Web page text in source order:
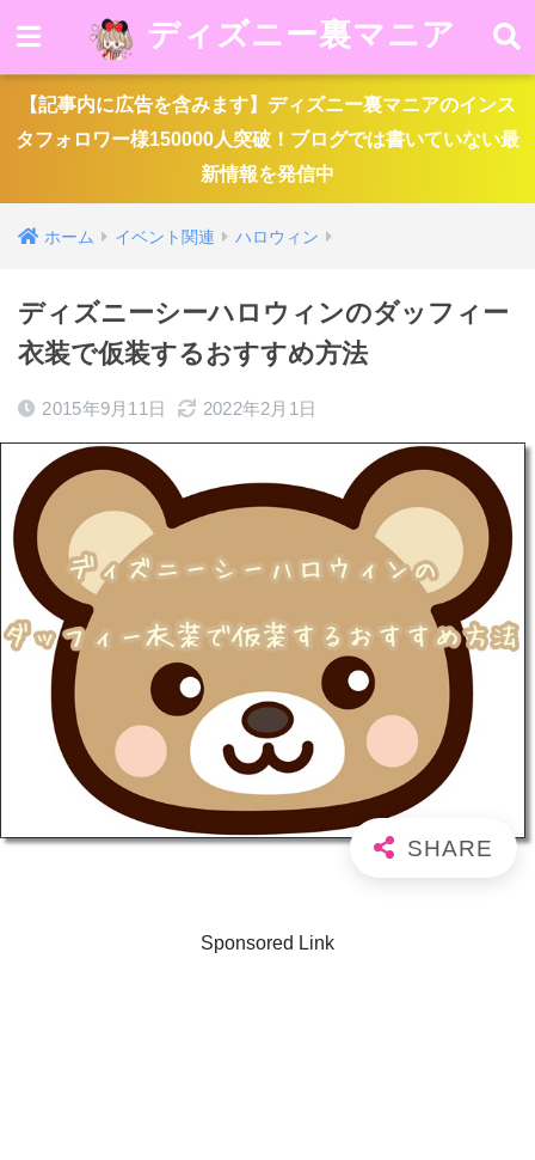
ディズニー裏マニア
【記事内に広告を含みます】ディズニー裏マニアのインス
タフォロワー様150000人突破！ブログでは書いていない最
新情報を発信中
ホーム イベント関連 ハロウィン
ディズニーシーハロウィンのダッフィー
衣装で仮装するおすすめ方法
2015年9月11日 2022年2月1日
Sponsored Link